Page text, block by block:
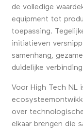
de volledige
equipment tot
toepassing.
initiatieven
samenhang,
duidelijke
Voor High Tech NL
over
elkaar brengen die